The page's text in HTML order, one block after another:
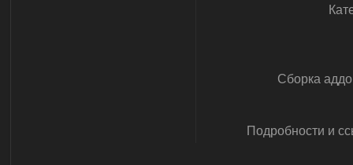
Сборка
Подробности и